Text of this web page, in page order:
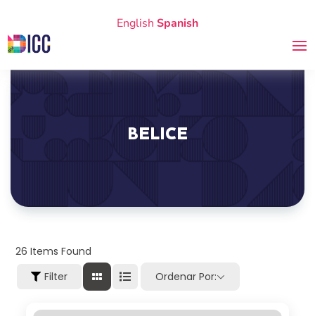
English Spanish
BELICE
26 Items Found
Filter
Ordenar Por: